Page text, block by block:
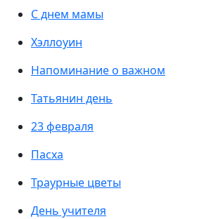
С днем мамы
Хэллоуин
Напоминание о важном
Татьянин день
23 февраля
Пасха
Траурные цветы
День учителя